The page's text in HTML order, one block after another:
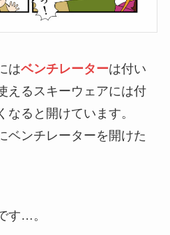
はベンチレーターは付い
えるスキーウェアには付
ると開けています。
ベンチレーターを開けた
す…。